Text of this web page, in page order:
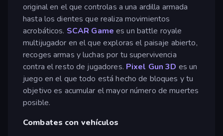
original en el que controlas a una ardilla armada
hasta los dientes que realiza movimientos
acrobáticos. SCAR Gamees un battle royale
multijugador en el que exploras el paisaje abierto,
recoges armas y luchas por tu supervivencia
contra el resto de jugadores. Pixel Gun 3D es un
juego en el que todo está hecho de bloques y tu
objetivo es acumular el mayor número de muertes
posible.
Combates con vehículos